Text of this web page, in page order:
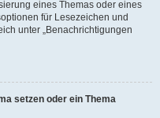
eines Themas oder eines
für Lesezeichen und
unter „Benachrichtigungen
setzen oder ein Thema